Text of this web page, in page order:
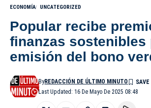
ECONOMÍA UNCATEGORIZED
Popular recibe
finanzas sostenibles
emisión del bono
Last Updated: 16 De Mayo De 2025 08:48
ByREDACCIÓN DE ÚLTIMO MINUTO